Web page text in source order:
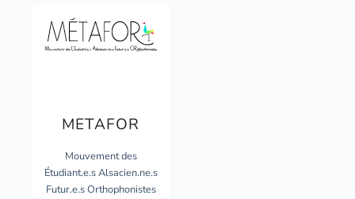
METAFOR
Mouvement des
Étudiant.e.s Alsacien.ne.s
Futur.e.s Orthophonistes